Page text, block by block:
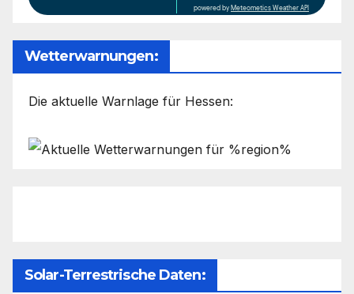
powered by Meteometics Weather API
Wetterwarnungen:
Die aktuelle Warnlage für Hessen:
Solar-Terrestrische Daten: